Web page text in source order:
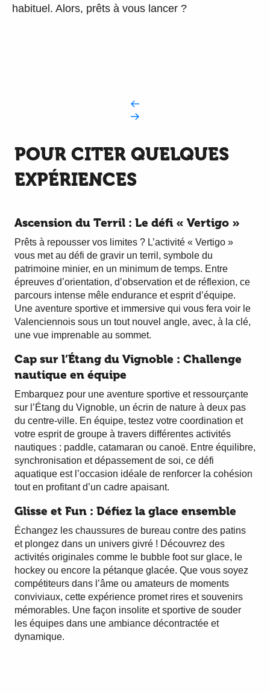
habituel. Alors, prêts à vous lancer ?
POUR CITER QUELQUES
EXPÉRIENCES
Ascension du Terril : Le défi « Vertigo »
Prêts à repousser vos limites ? L’activité « Vertigo »
vous met au défi de gravir un terril, symbole du
patrimoine minier, en un minimum de temps. Entre
épreuves d’orientation, d’observation et de réflexion, ce
parcours intense mêle endurance et esprit d’équipe.
Une aventure sportive et immersive qui vous fera voir le
Valenciennois sous un tout nouvel angle, avec, à la clé,
une vue imprenable au sommet.
Cap sur l’Étang du Vignoble : Challenge
nautique en équipe
Embarquez pour une aventure sportive et ressourçante
sur l’Étang du Vignoble, un écrin de nature à deux pas
du centre-ville. En équipe, testez votre coordination et
votre esprit de groupe à travers différentes activités
nautiques : paddle, catamaran ou canoë. Entre équilibre,
synchronisation et dépassement de soi, ce défi
aquatique est l’occasion idéale de renforcer la cohésion
tout en profitant d’un cadre apaisant.
Glisse et Fun : Défiez la glace ensemble
Échangez les chaussures de bureau contre des patins
et plongez dans un univers givré ! Découvrez des
activités originales comme le bubble foot sur glace, le
hockey ou encore la pétanque glacée. Que vous soyez
compétiteurs dans l’âme ou amateurs de moments
conviviaux, cette expérience promet rires et souvenirs
mémorables. Une façon insolite et sportive de souder
les équipes dans une ambiance décontractée et
dynamique.